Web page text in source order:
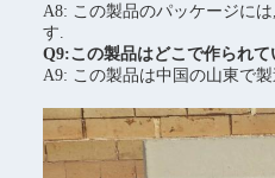
A8: この製品のパッケージに
す.
Q9:この製品はどこで作られて
A9: この製品は中国の山東で